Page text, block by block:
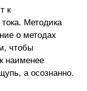
к
Методика
о методах
чтобы
наименее
а осознанно.